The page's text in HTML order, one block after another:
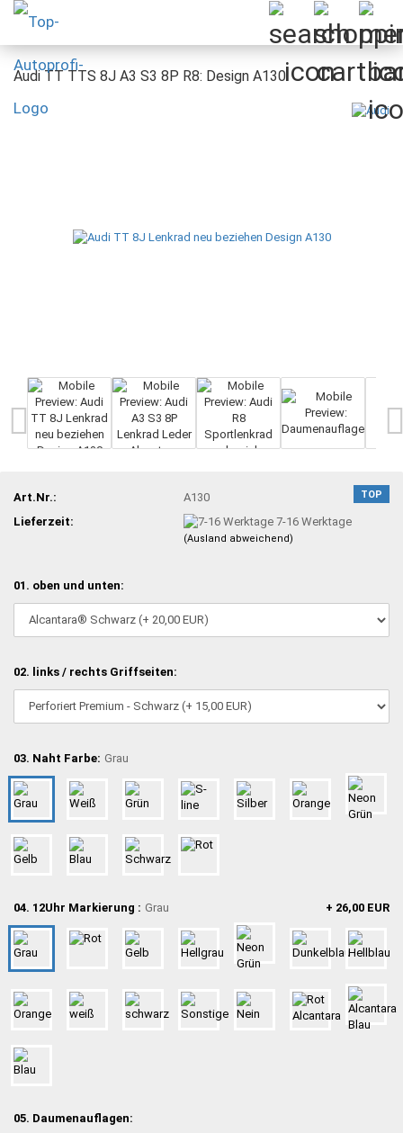
Audi TT TTS 8J A3 S3 8P R8: Design A130
TOP
Art.Nr.:
A130
Lieferzeit:
7-16 Werktage
(Ausland abweichend)
01. oben und unten:
02. links / rechts Griffseiten:
03. Naht Farbe: Grau
04. 12Uhr Markierung : Grau + 26,00 EUR
05. Daumenauflagen: